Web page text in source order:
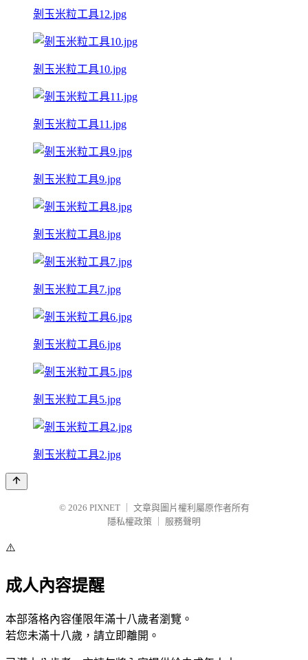
剝玉米粒工具12.jpg
剝玉米粒工具10.jpg
剝玉米粒工具11.jpg
剝玉米粒工具9.jpg
剝玉米粒工具8.jpg
剝玉米粒工具7.jpg
剝玉米粒工具6.jpg
剝玉米粒工具5.jpg
剝玉米粒工具2.jpg
© 2026 PIXNET
文章與圖片權利屬原作者所有
隱私權政策
服務聲明
⚠️
成人內容提醒
本部落格內容僅限年滿十八歲者瀏覽。
若您未滿十八歲，請立即離開。